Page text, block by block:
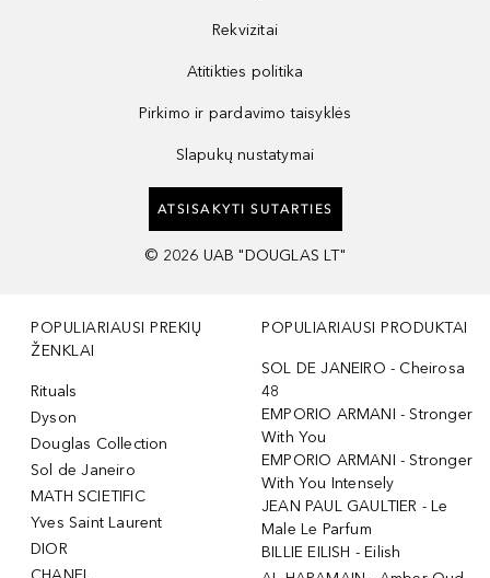
Rekvizitai
Atitikties politika
Pirkimo ir pardavimo taisyklės
Slapukų nustatymai
ATSISAKYTI SUTARTIES
© 2026 UAB "DOUGLAS LT"
POPULIARIAUSI PREKIŲ
ŽENKLAI
Rituals
Dyson
Douglas Collection
Sol de Janeiro
MATH SCIETIFIC
Yves Saint Laurent
DIOR
POPULIARIAUSI PRODUKTAI
SOL DE JANEIRO - Cheirosa
48
EMPORIO ARMANI - Stronger
With You
EMPORIO ARMANI - Stronger
With You Intensely
JEAN PAUL GAULTIER - Le
Male Le Parfum
BILLIE EILISH - Eilish